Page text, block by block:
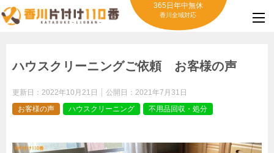
365日年中無休
香川全域対応
ハウスクリーニングご依頼 お客様の声
更新日： 2022年10月21日 公開日： 2021年7月31日
お客様の声
ハウスクリーニング 不用品回収・処分